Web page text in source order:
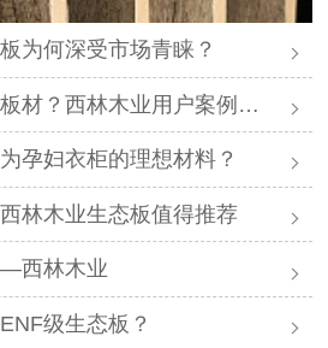
为何深受市场青睐？
？西林木业用户案例分享
孕妇衣柜的理想材料？
林木业生态板值得推荐
西林木业
级生态板？